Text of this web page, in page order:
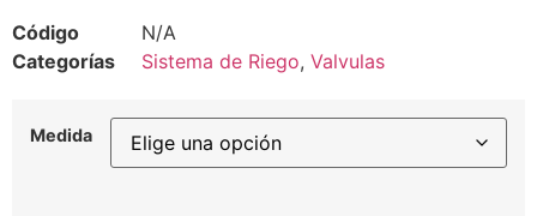
Código
N/A
Categorías
Sistema de Riego, Valvulas
Medida